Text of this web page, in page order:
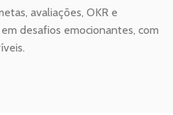
avaliações, OKR e
desafios emocionantes, com